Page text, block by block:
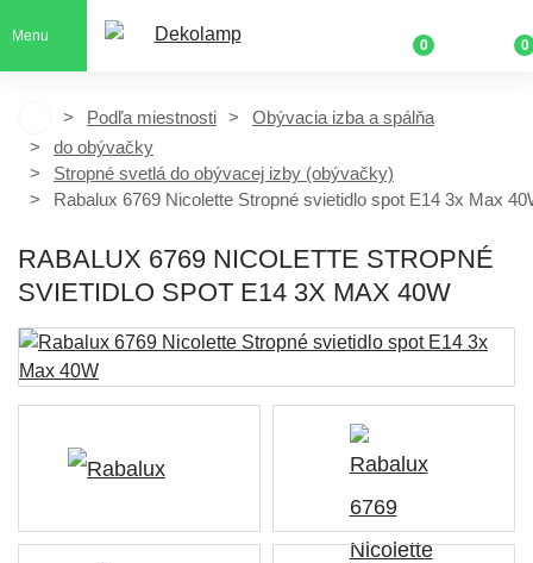
Menu
0 0
Podľa miestnosti
Obývacia izba a spálňa
do obývačky
Stropné svetlá do obývacej izby (obývačky)
Rabalux 6769 Nicolette Stropné svietidlo spot E14 3x Max
RABALUX 6769 NICOLETTE STROPNÉ
SVIETIDLO SPOT E14 3X MAX 40W